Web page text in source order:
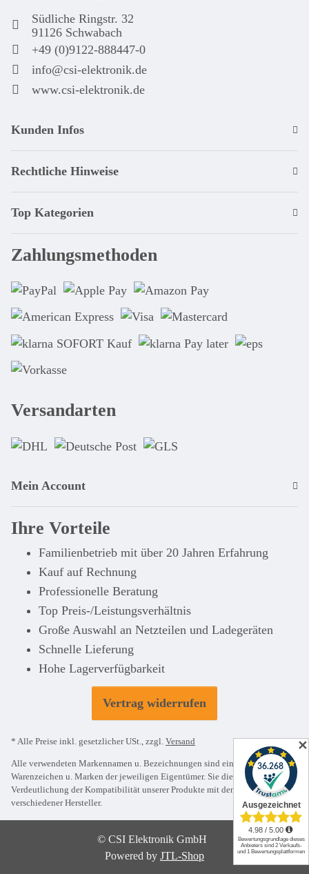
Südliche Ringstr. 32
91126 Schwabach
+49 (0)9122-888447-0
info@csi-elektronik.de
www.csi-elektronik.de
Kunden Infos
Rechtliche Hinweise
Top Kategorien
Zahlungsmethoden
Versandarten
Mein Account
Ihre Vorteile
Familienbetrieb mit über 20 Jahren Erfahrung
Kauf auf Rechnung
Professionelle Beratung
Top Preis-/Leistungsverhältnis
Große Auswahl an Netzteilen und Ladegeräten
Schnelle Lieferung
Hohe Lagerverfügbarkeit
Vertrag widerrufen
* Alle Preise inkl. gesetzlicher USt., zzgl. Versand
Alle verwendeten Markennamen u. Bezeichnungen sind eingetragene
Warenzeichen u. Marken der jeweiligen Eigentümer. Sie dienen nur zur
Verdeutlichung der Kompatibilität unserer Produkte mit den Produkten
verschiedener Hersteller.
© CSI Elektronik GmbH
Powered by JTL-Shop
✕